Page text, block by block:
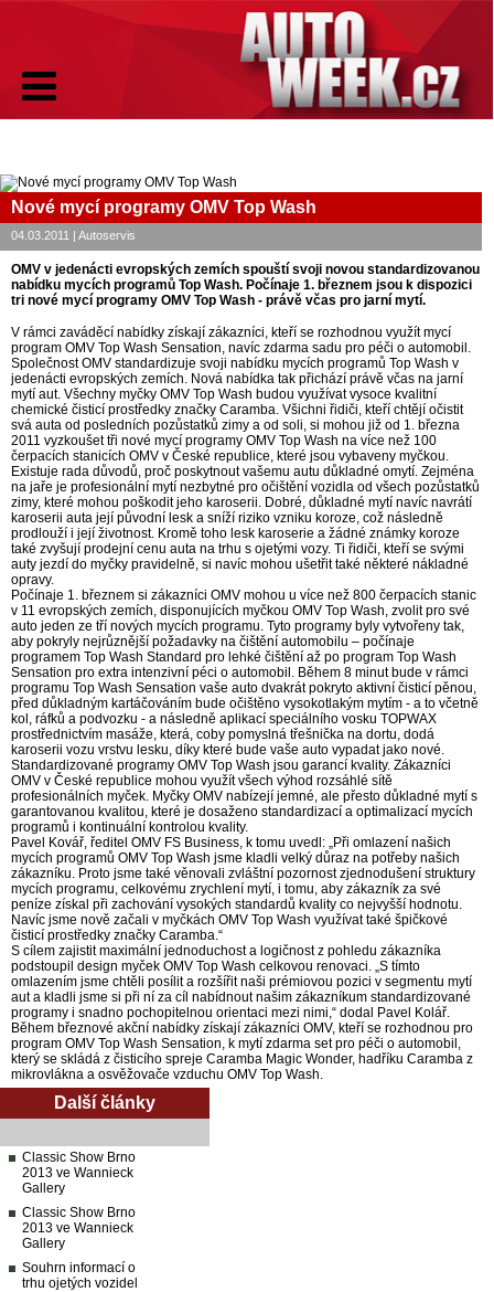
Nové mycí programy OMV Top Wash
04.03.2011 | Autoservis
OMV v jedenácti evropských zemích spouští svoji novou standardizovanou
nabídku mycích programů Top Wash. Počínaje 1. březnem jsou k dispozici
tri nové mycí programy OMV Top Wash - právě včas pro jarní mytí.
V rámci zaváděcí nabídky získají zákazníci, kteří se rozhodnou využít mycí
program OMV Top Wash Sensation, navíc zdarma sadu pro péči o automobil.
Společnost OMV standardizuje svoji nabídku mycích programů Top Wash v
jedenácti evropských zemích. Nová nabídka tak přichází právě včas na jarní
mytí aut. Všechny myčky OMV Top Wash budou využívat vysoce kvalitní
chemické čisticí prostředky značky Caramba. Všichni řidiči, kteří chtějí očistit
svá auta od posledních pozůstatků zimy a od soli, si mohou již od 1. března
2011 vyzkoušet tři nové mycí programy OMV Top Wash na více než 100
čerpacích stanicích OMV v České republice, které jsou vybaveny myčkou.
Existuje rada důvodů, proč poskytnout vašemu autu důkladné omytí. Zejména
na jaře je profesionální mytí nezbytné pro očištění vozidla od všech pozůstatků
zimy, které mohou poškodit jeho karoserii. Dobré, důkladné mytí navíc navrátí
karoserii auta její původní lesk a sníží riziko vzniku koroze, což následně
prodlouží i její životnost. Kromě toho lesk karoserie a žádné známky koroze
také zvyšují prodejní cenu auta na trhu s ojetými vozy. Ti řidiči, kteří se svými
auty jezdí do myčky pravidelně, si navíc mohou ušetřit také některé nákladné
opravy.
Počínaje 1. březnem si zákazníci OMV mohou u více než 800 čerpacích stanic
v 11 evropských zemích, disponujících myčkou OMV Top Wash, zvolit pro své
auto jeden ze tří nových mycích programu. Tyto programy byly vytvořeny tak,
aby pokryly nejrůznější požadavky na čištění automobilu – počínaje
programem Top Wash Standard pro lehké čištění až po program Top Wash
Sensation pro extra intenzivní péci o automobil. Během 8 minut bude v rámci
programu Top Wash Sensation vaše auto dvakrát pokryto aktivní čisticí pěnou,
před důkladným kartáčováním bude očištěno vysokotlakým mytím - a to včetně
kol, ráfků a podvozku - a následně aplikací speciálního vosku TOPWAX
prostřednictvím masáže, která, coby pomyslná třešnička na dortu, dodá
karoserii vozu vrstvu lesku, díky které bude vaše auto vypadat jako nové.
Standardizované programy OMV Top Wash jsou garancí kvality. Zákazníci
OMV v České republice mohou využít všech výhod rozsáhlé sítě
profesionálních myček. Myčky OMV nabízejí jemné, ale přesto důkladné mytí s
garantovanou kvalitou, které je dosaženo standardizací a optimalizací mycích
programů i kontinuální kontrolou kvality.
Pavel Kovář, ředitel OMV FS Business, k tomu uvedl: „Při omlazení našich
mycích programů OMV Top Wash jsme kladli velký důraz na potřeby našich
zákazníku. Proto jsme také věnovali zvláštní pozornost zjednodušení struktury
mycích programu, celkovému zrychlení mytí, i tomu, aby zákazník za své
peníze získal při zachování vysokých standardů kvality co nejvyšší hodnotu.
Navíc jsme nově začali v myčkách OMV Top Wash využívat také špičkové
čisticí prostředky značky Caramba.“
S cílem zajistit maximální jednoduchost a logičnost z pohledu zákazníka
podstoupil design myček OMV Top Wash celkovou renovaci. „S tímto
omlazením jsme chtěli posílit a rozšířit naši prémiovou pozici v segmentu mytí
aut a kladli jsme si při ní za cíl nabídnout našim zákazníkum standardizované
programy i snadno pochopitelnou orientaci mezi nimi,“ dodal Pavel Kolář.
Během březnové akční nabídky získají zákazníci OMV, kteří se rozhodnou pro
program OMV Top Wash Sensation, k mytí zdarma set pro péči o automobil,
který se skládá z čisticího spreje Caramba Magic Wonder, hadříku Caramba z
mikrovlákna a osvěžovače vzduchu OMV Top Wash.
Další články
Classic Show Brno
2013 ve Wannieck
Gallery
Classic Show Brno
2013 ve Wannieck
Gallery
Souhrn informací o
trhu ojetých vozidel